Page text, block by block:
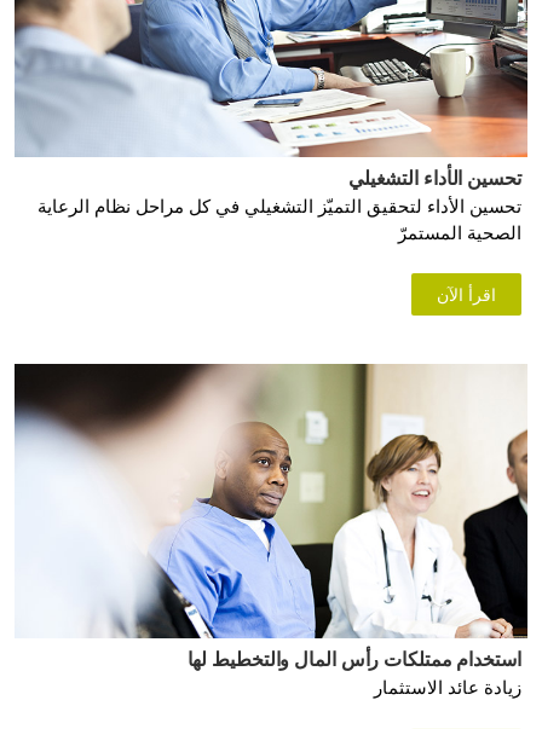
تحسين الأداء التشغيلي
تحسين الأداء لتحقيق التميّز التشغيلي في كل مراحل نظام الرعاية
الصحية المستمرّ
اقرأ الآن
استخدام ممتلكات رأس المال والتخطيط لها
زيادة عائد الاستثمار